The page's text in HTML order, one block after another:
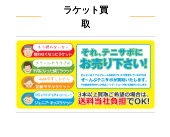
ラケット買
取